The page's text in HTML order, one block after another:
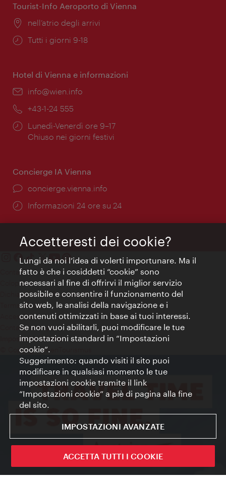
Tourist-Info Aeroporto di Vienna
Posizione:
nell’atrio degli arrivi
Orari
Tutti i giorni 9-18
Hotel di Vienna e informazioni
Email:
info@wien.info
Telefono:
+43-1-24 555
Orari
di
Lunedì-Venerdì ore 9–17
Chiuso nei giorni festivi
Concierge IA Vienna
Ort:
concierge.vienna.info
Öffnungszeiten:
Informazioni 24 ore su 24
Contatti
Colophon
Dichiarazione sulla protezione dei dati
Terms of Use
Accessibilità
Contatto stampa
Impostazioni cookie
© Copyright WienTourismus
Accetteresti dei cookie?
Lungi da noi l’idea di volerti importunare. Ma il
fatto è che i cosiddetti “cookie” sono
necessari al fine di offrirvi il miglior servizio
possibile e consentire il funzionamento del
sito web, le analisi della navigazione e i
contenuti ottimizzati in base ai tuoi interessi.
Se non vuoi abilitarli, puoi modificare le tue
impostazioni standard in “Impostazioni
cookie”.
Suggerimento: quando visiti il sito puoi
modificare in qualsiasi momento le tue
impostazioni cookie tramite il link
“Impostazioni cookie” a piè di pagina alla fine
del sito.
IMPOSTAZIONI AVANZATE
ACCETTA TUTTI I COOKIE